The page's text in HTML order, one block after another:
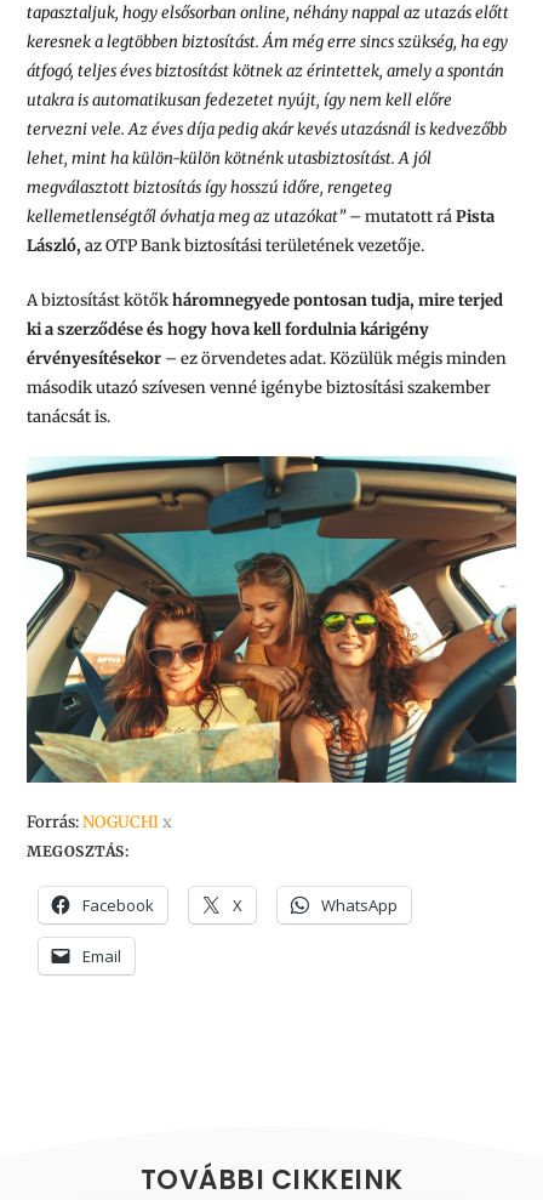
tapasztaljuk, hogy elsősorban online, néhány nappal az utazás előtt
keresnek a legtöbben biztosítást. Ám még erre sincs szükség, ha egy
átfogó, teljes éves biztosítást kötnek az érintettek, amely a spontán
utakra is automatikusan fedezetet nyújt, így nem kell előre
tervezni vele. Az éves díja pedig akár kevés utazásnál is kedvezőbb
lehet, mint ha külön-külön kötnénk utasbiztosítást. A jól
megválasztott biztosítás így hosszú időre, rengeteg
kellemetlenségtől óvhatja meg az utazókat”– mutatott ráPista
László,az OTP Bank biztosítási területének vezetője.
A biztosítást kötőkháromnegyede pontosan tudja, mire terjed
ki a szerződése és hogy hova kell fordulnia kárigény
érvényesítésekor – ez örvendetes adat. Közülük mégis minden
második utazó szívesen venné igénybe biztosítási szakember
tanácsát is.
Forrás:NOGUCHI x
MEGOSZTÁS:
Facebook X WhatsApp
Email
TOVÁBBI CIKKEINK